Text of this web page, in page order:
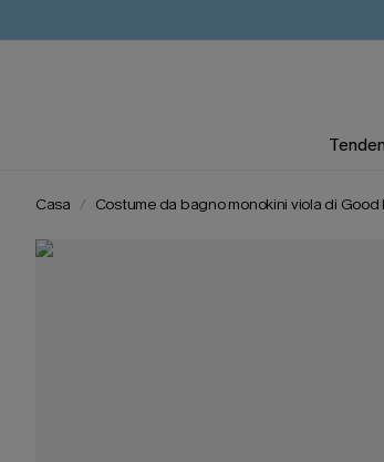
Casa Costume da bagno monokini viola di Good